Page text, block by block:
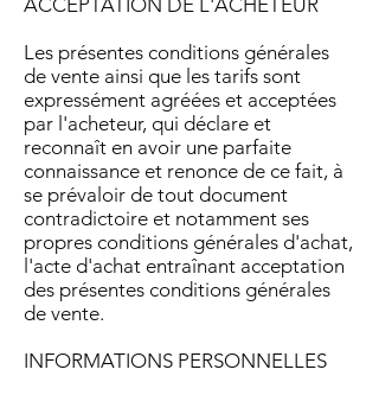
ACCEPTATION DE L'ACHETEUR
Les présentes conditions générales
de vente ainsi que les tarifs sont
expressément agréées et acceptées
par l'acheteur, qui déclare et
reconnaît en avoir une parfaite
connaissance et renonce de ce fait, à
se prévaloir de tout document
contradictoire et notamment ses
propres conditions générales d'achat,
l'acte d'achat entraînant acceptation
des présentes conditions générales
de vente.
INFORMATIONS PERSONNELLES